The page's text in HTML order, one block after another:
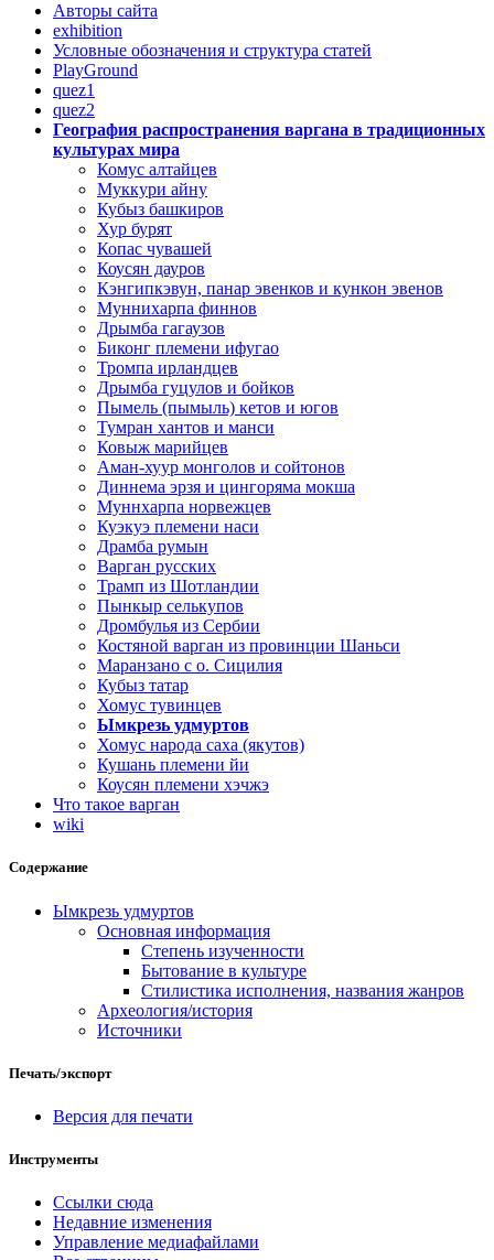
Авторы сайта
exhibition
Условные обозначения и структура статей
PlayGround
quez1
quez2
География распространения варгана в традиционных
культурах мира
Комус алтайцев
Муккури айну
Кубыз башкиров
Хур бурят
Копас чувашей
Коусян дауров
Кэнгипкэвун, панар эвенков и кункон эвенов
Муннихарпа финнов
Дрымба гагаузов
Биконг племени ифугао
Тромпа ирландцев
Дрымба гуцулов и бойков
Пымель (пымыль) кетов и югов
Тумран хантов и манси
Ковыж марийцев
Аман-хуур монголов и сойтонов
Диннема эрзя и цингоряма мокша
Муннхарпа норвежцев
Куэкуэ племени наси
Драмба румын
Варган русских
Трамп из Шотландии
Пынкыр селькупов
Дромбулья из Сербии
Костяной варган из провинции Шаньси
Маранзано с о. Сицилия
Кубыз татар
Хомус тувинцев
Ымкрезь удмуртов
Хомус народа саха (якутов)
Кушань племени йи
Коусян племени хэчжэ
Что такое варган
wiki
Содержание
Ымкрезь удмуртов
Основная информация
Степень изученности
Бытование в культуре
Стилистика исполнения, названия жанров
Археология/история
Источники
Печать/экспорт
Версия для печати
Инструменты
Ссылки сюда
Недавние изменения
Управление медиафайлами